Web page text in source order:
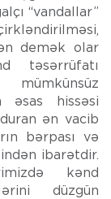
“vandallar”
demək olar
təsərrüfatı
mümkünsüz
əsas hissəsi
ən vacib
bərpası və
ibarətdir.
kənd
düzgün